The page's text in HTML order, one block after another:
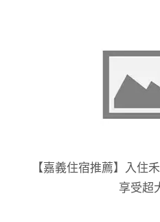
【嘉義住宿推薦】入住
享受超